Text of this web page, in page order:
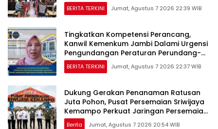
BERITA TERKINI Jumat, Agustus 7 2026 22:39 WIB
Tingkatkan Kompetensi Perancang,
Kanwil Kemenkum Jambi Dalami Urgensi
Pengundangan Peraturan Perundang-
undangan
BERITA TERKINI Jumat, Agustus 7 2026 22:37 WIB
Dukung Gerakan Penanaman Ratusan
Juta Pohon, Pusat Persemaian Sriwijaya
Kemampo Perkuat Jaringan Persemaian
Nasional*
Berita Jumat, Agustus 7 2026 20:54 WIB